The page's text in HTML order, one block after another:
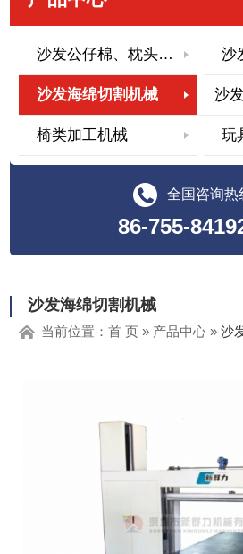
沙发公仔棉、枕头填充机械 沙
沙发海绵切割机械 沙
椅类加工机械 玩
全国咨询热
86-755-
沙发海绵切割机械
当前位置：首 页 » 产品中心 »沙